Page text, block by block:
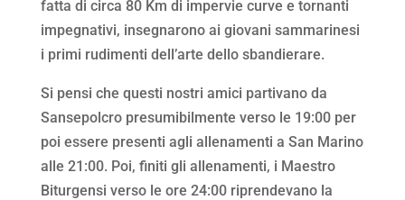
fatta di circa 80 Km di impervie curve e tornanti
impegnativi, insegnarono ai giovani sammarinesi
i primi rudimenti dell’arte dello sbandierare.
Si pensi che questi nostri amici partivano da
Sansepolcro presumibilmente verso le 19:00 per
poi essere presenti agli allenamenti a San Marino
alle 21:00. Poi, finiti gli allenamenti, i Maestro
Biturgensi verso le ore 24:00 riprendevano la